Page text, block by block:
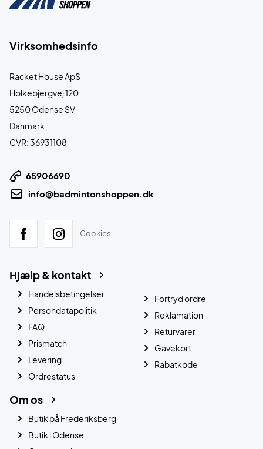
Virksomhedsinfo
Racket House ApS
Holkebjergvej 120
5250 Odense SV
Danmark
CVR: 36931108
65906690
info@badmintonshoppen.dk
Cookies
Hjælp & kontakt
Handelsbetingelser
Persondatapolitik
FAQ
Prismatch
Levering
Ordrestatus
Fortryd ordre
Reklamation
Returvarer
Gavekort
Rabatkode
Om os
Butik på Frederiksberg
Butik i Odense